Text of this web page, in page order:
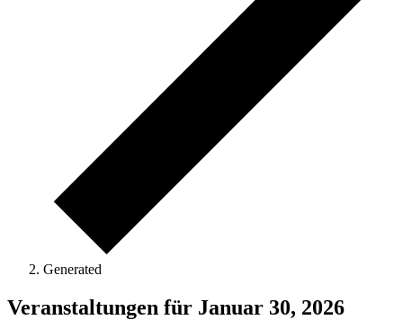
Generated
Veranstaltungen für Januar 30, 2026